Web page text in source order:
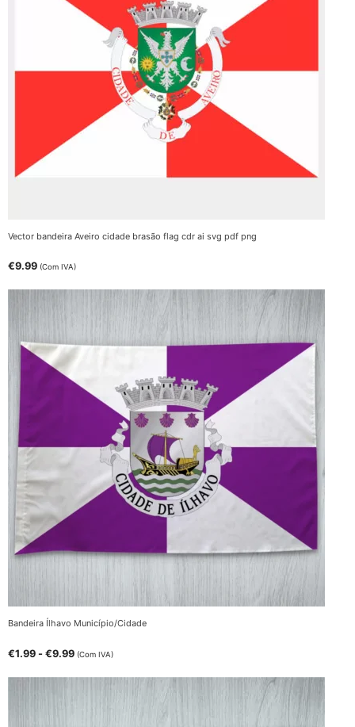
Vector bandeira Aveiro cidade brasão flag cdr ai svg pdf png
€9.99 (Com IVA)
Bandeira Ílhavo Município/Cidade
€1.99 - €9.99 (Com IVA)